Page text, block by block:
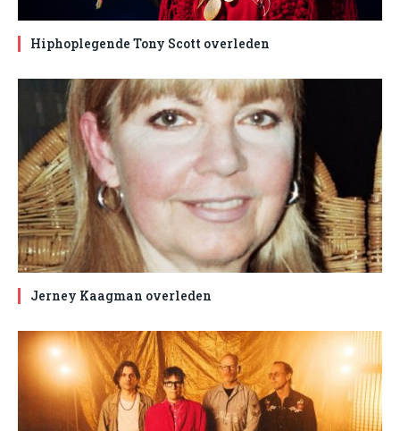
Hiphoplegende Tony Scott overleden
Jerney Kaagman overleden